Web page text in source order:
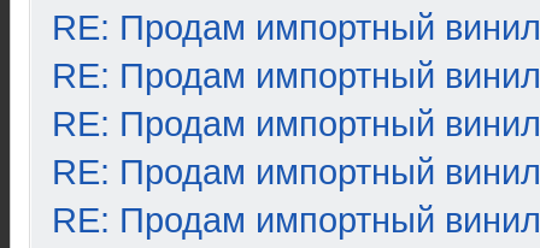
RE: Продам импортный винил
RE: Продам импортный винил
RE: Продам импортный винил
RE: Продам импортный винил
RE: Продам импортный винил